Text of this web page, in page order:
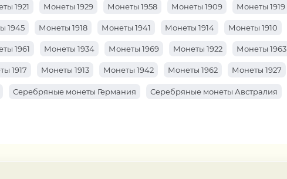
1921 Монеты 1929 Монеты 1958 Монеты 1909 Монеты 1919
1945 Монеты 1918 Монеты 1941 Монеты 1914 Монеты 1910
1961 Монеты 1934 Монеты 1969 Монеты 1922 Монеты 1963
1917 Монеты 1913 Монеты 1942 Монеты 1962 Монеты 1927
Серебряные монеты Германия Серебряные монеты Австралия